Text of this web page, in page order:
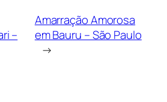
–
Amarração Amorosa
em Bauru – São Paulo
→